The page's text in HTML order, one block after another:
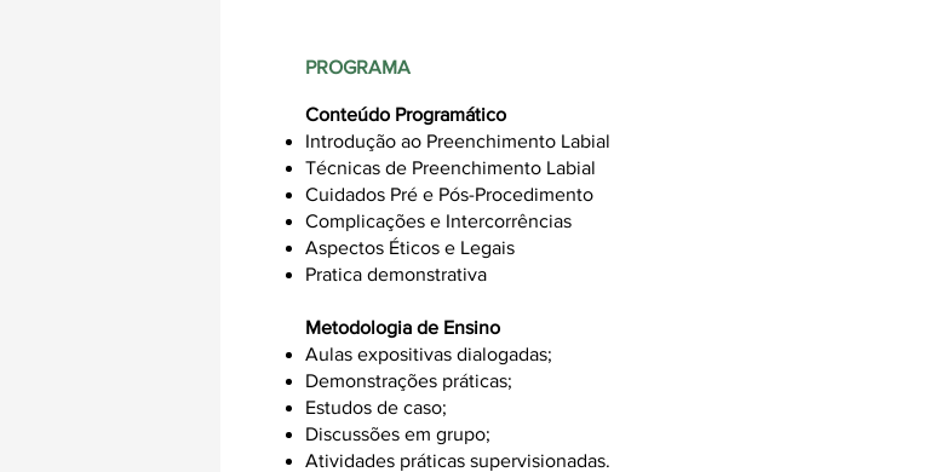
PROGRAMA
Conteúdo Programático
Introdução ao Preenchimento Labial
Técnicas de Preenchimento Labial
Cuidados Pré e Pós-Procedimento
Complicações e Intercorrências
Aspectos Éticos e Legais
Pratica demonstrativa
Metodologia de Ensino
Aulas expositivas dialogadas;
Demonstrações práticas;
Estudos de caso;
Discussões em grupo;
Atividades práticas supervisionadas.